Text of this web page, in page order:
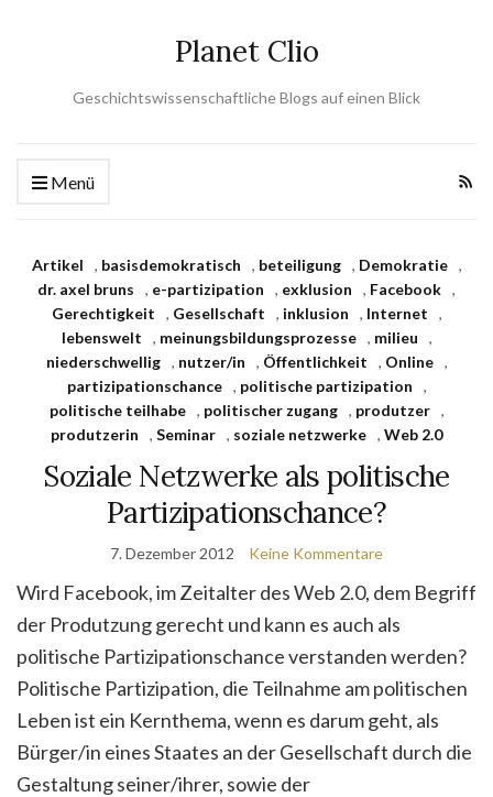
Planet Clio
Geschichtswissenschaftliche Blogs auf einen Blick
Menü
Artikel , basisdemokratisch , beteiligung , Demokratie
,
dr. axel bruns
, e-partizipation , exklusion , Facebook ,
Gerechtigkeit
, Gesellschaft , inklusion , Internet
,
lebenswelt
, meinungsbildungsprozesse , milieu
,
niederschwellig
, nutzer/in , Öffentlichkeit , Online
,
partizipationschance
, politische partizipation
,
politische teilhabe
, politischer zugang , produtzer
,
produtzerin
, Seminar , soziale netzwerke , Web 2.0
Soziale Netzwerke als politische
Partizipationschance?
7. Dezember 2012 Keine Kommentare
Wird Facebook, im Zeitalter des Web 2.0, dem Begriff
der Produtzung gerecht und kann es auch als
politische Partizipationschance verstanden werden?
Politische Partizipation, die Teilnahme am politischen
Leben ist ein Kernthema, wenn es darum geht, als
Bürger/in eines Staates an der Gesellschaft durch die
Gestaltung seiner/ihrer, sowie der